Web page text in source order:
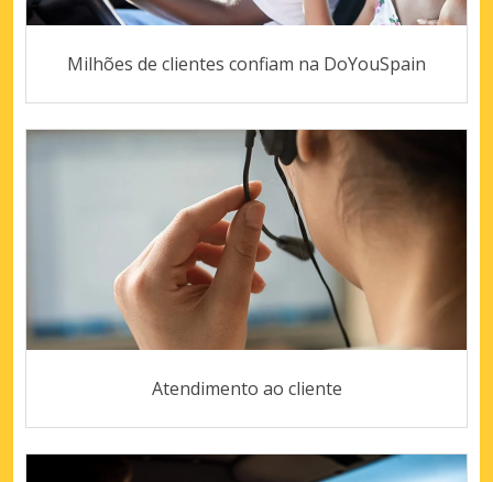
Milhões de clientes confiam na DoYouSpain
Atendimento ao cliente